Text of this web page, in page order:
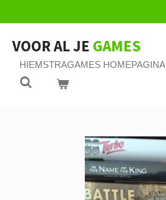
direct
naar
de
hoofdinhoud
VOOR AL JE GAMES
HIEMSTRAGAMES HOMEPAGINA